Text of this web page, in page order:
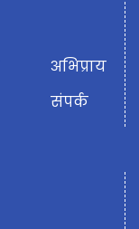
अभिप्राय
संपर्क